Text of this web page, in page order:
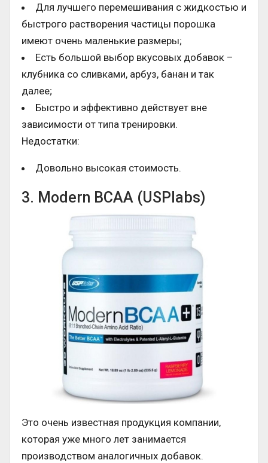
Для лучшего перемешивания с жидкостью и
быстрого растворения частицы порошка
имеют очень маленькие размеры;
Есть большой выбор вкусовых добавок –
клубника со сливками, арбуз, банан и так
далее;
Быстро и эффективно действует вне
зависимости от типа тренировки.
Недостатки:
Довольно высокая стоимость.
3. Modern BCAA (USPlabs)
Это очень известная продукция компании,
которая уже много лет занимается
производством аналогичных добавок.